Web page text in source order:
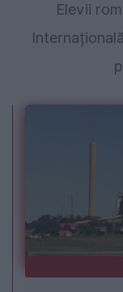
Elevii